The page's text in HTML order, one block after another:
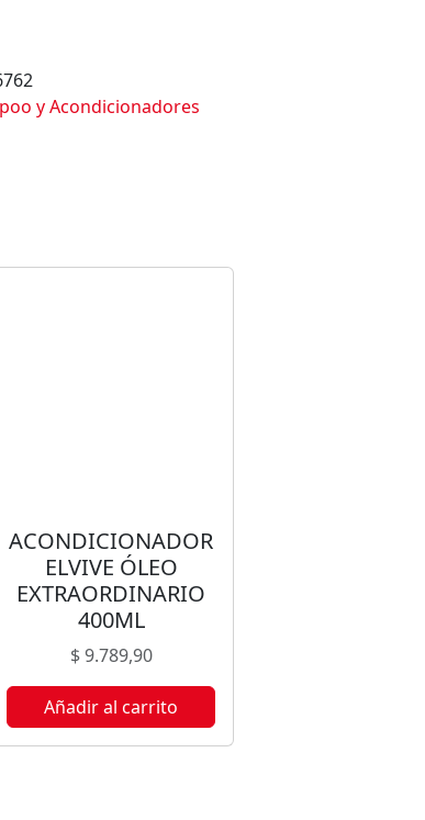
y Acondicionadores
ACONDICIONADOR
ELVIVE ÓLEO
EXTRAORDINARIO
400ML
$9.789,90
Añadir al carrito